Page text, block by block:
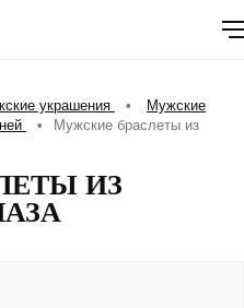
украшения •
Мужские
•
Мужские браслеты из
ИЗ